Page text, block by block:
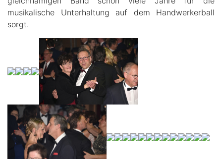
musikalische Unterhaltung auf dem Handwerkerball
sorgt.